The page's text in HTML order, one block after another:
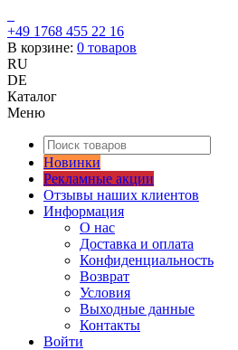
+49 1768 455 22 16
В корзине: 0 товаров
RU
DE
Каталог
Меню
Новинки
Рекламные акции
Отзывы наших клиентов
Информация
О нас
Доставка и оплата
Конфиденциальность
Возврат
Условия
Выходные данные
Контакты
Войти